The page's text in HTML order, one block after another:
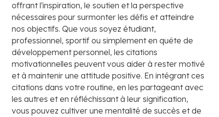
offrant l'inspiration, le soutien et la perspective
nécessaires pour surmonter les défis et atteindre
nos objectifs. Que vous soyez étudiant,
professionnel, sportif ou simplement en quête de
développement personnel, les citations
motivationnelles peuvent vous aider à rester motivé
et à maintenir une attitude positive. En intégrant ces
citations dans votre routine, en les partageant avec
les autres et en réfléchissant à leur signification,
vous pouvez cultiver une mentalité de succès et de